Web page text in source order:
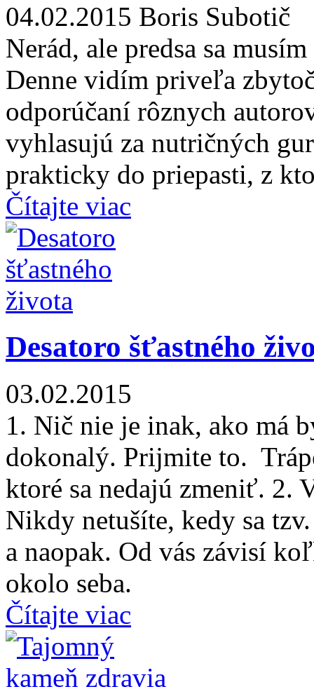
04.02.2015 Boris Subotič
Nerád, ale predsa sa
Denne vidím priveľa
odporúčaní rôznych
vyhlasujú za nutričných
prakticky do priepasti, z
Čítajte viac
Desatoro šťastného
03.02.2015
1. Nič nie je inak, ako má
dokonalý. Prijmite to.
ktoré sa nedajú zmeniť. 2.
Nikdy netušíte, kedy sa
a naopak. Od vás závisí
okolo seba.
Čítajte viac